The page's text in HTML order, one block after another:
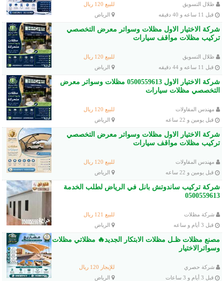
ظلال التسويق
للبيع 120 ريال
قبل 11 ساعه و 40 دقيقه
الرياض
شركة الاختيار الاول مظلات وسواتر معرض التخصصي
تركيب مظلات مواقف سيارات
ظلال التسويق
للبيع 120 ريال
قبل 11 ساعه و 44 دقيقه
الرياض
شركة الاختيار الاول 0500559613 مظلات وسواتر معرض
التخصصي مظلات سيارات
مهندس المقاولات
للبيع 120 ريال
قبل يومين و 22 ساعه
الرياض
شركة الاختيار الاول مظلات وسواتر معرض التخصصي
تركيب مظلات مواقف سيارات
مهندس المقاولات
للبيع 120 ريال
قبل يومين و 22 ساعه
الرياض
شركة تركيب ساندوتش بانل في الرياض لطلب الخدمة
0500559613
شركة مظلات
للبيع 121 ريال
قبل 3 أيام و ساعه
الرياض
مصنع مظلات ظـل مظلات الابتكار الجديد🔥 مظلاتي مظلات
وسواترالاختيار
شركة حصري
للإيجار 120 ريال
قبل 3 أيام و 3 ساعات
الرياض